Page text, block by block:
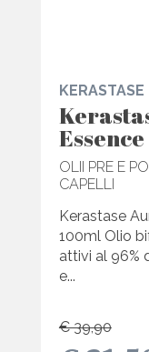
KERASTASE
OLII PRE E
CAPELLI
Kerastase
100ml Olio
attivi al 96%
e...
€ 39,90